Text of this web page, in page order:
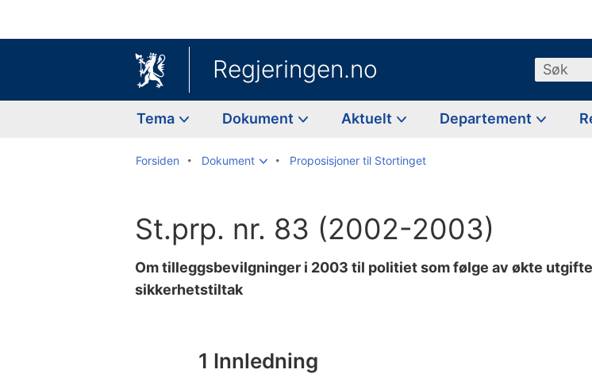
Regjeringen.no Søk
Tema Dokument Aktuelt Departement
Forsiden Dokument Proposisjoner til Stortinget
St.prp. nr. 83 (2002-2003)
Om tilleggsbevilgninger i 2003 til politiet som følge av økte
sikkerhetstiltak
1 Innledning